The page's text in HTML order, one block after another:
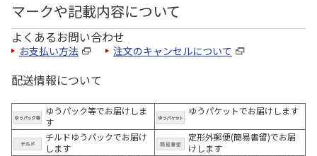
マークや記載内容について
よくあるお問い合わせ
お支払い方法 注文のキャンセルについて
配送情報について
ゆうパック等でお届けしま
す
ゆうパケットでお届けします
チルドゆうパックでお届け
します
定形外郵便(簡易書留)でお届
けします